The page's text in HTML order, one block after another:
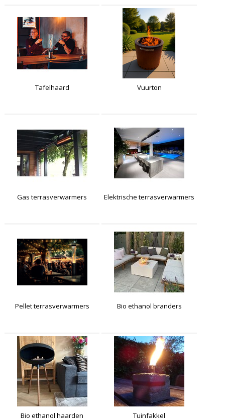
Tafelhaard Vuurton
Gas terrasverwarmers Elektrische terrasverwarmers
Pellet terrasverwarmers Bio ethanol branders
Bio ethanol haarden Tuinfakkel